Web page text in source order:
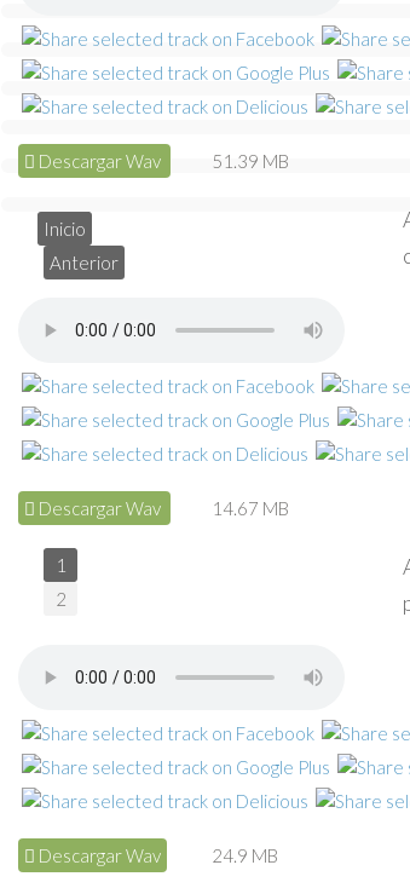
Descargar Wav 51.39 MB
Descargar Wav 14.67 MB
Descargar Wav 24.9 MB
Inicio
Anterior
1
2